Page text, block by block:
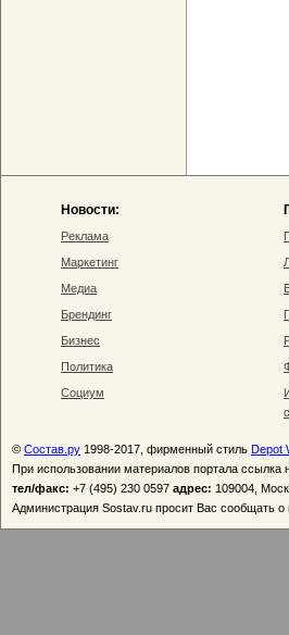
Новости:
Реклама
Маркетинг
Медиа
Брендинг
Бизнес
Политика
Социум
© Состав.ру 1998-2017, фирменный стиль Depot
При использовании материалов портала ссылка
тел/факс: +7 (495) 230 0597 адрес: 109004,
Администрация Sostav.ru просит Вас сообщать